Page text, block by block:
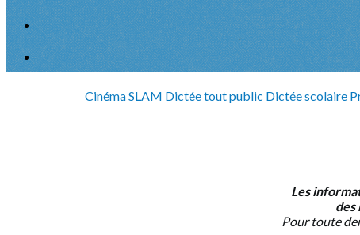
CinémaSLAM Dictée tout public Dictée scolaire
Les
des
Pour toute